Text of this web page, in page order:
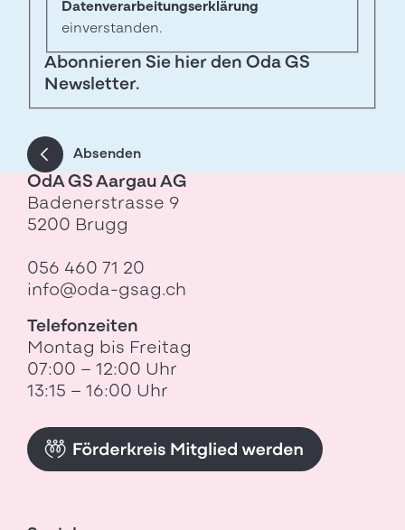
Datenverarbeitungserklärung
einverstanden.
Abonnieren Sie hier den Oda GS
Newsletter.
Absenden
OdA GS Aargau AG
Badenerstrasse 9
5200 Brugg
056 460 71 20
info@oda-gsag.ch
Telefonzeiten
Montag bis Freitag
07:00 – 12:00 Uhr
13:15 – 16:00 Uhr